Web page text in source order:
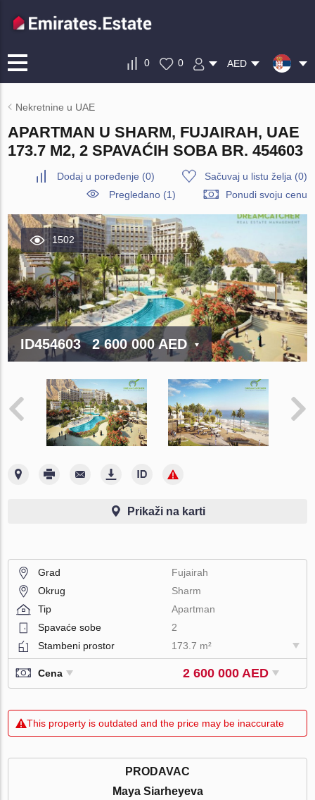
0 0 AED
Nekretnine u UAE
APARTMAN U SHARM, FUJAIRAH, UAE
173.7 M2, 2 SPAVAĆIH SOBA BR. 454603
Dodaj u poređenje (0) Sačuvaj u listu želja (0)
Pregledano (1)
Ponudi svoju cenu
1502
ID454603 2 600 000 AED
Prikaži na karti
Grad
Fujairah
Okrug
Sharm
Tip
Apartman
Spavaće sobe
2
Stambeni prostor
173.7 m²
Cena 2 600 000 AED
This property is outdated and the price may be inaccurate
PRODAVAC
Maya Siarheyeva